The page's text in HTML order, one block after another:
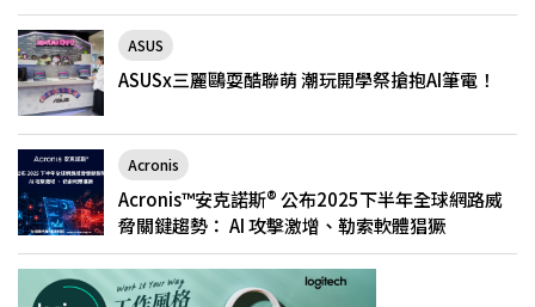
ASUS
ASUSx三麗鷗耍酷聯萌 潮玩開學祭搶抱AI筆電！
Acronis
Acronis™安克諾斯® 公布2025下半年全球網路威
脅關鍵趨勢： AI 攻擊激增、勒索軟體猖獗